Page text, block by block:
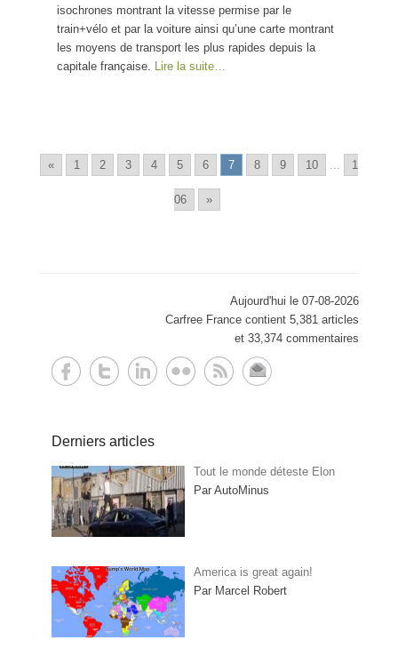
isochrones montrant la vitesse permise par le
train+vélo et par la voiture ainsi qu’une carte montrant
les moyens de transport les plus rapides depuis la
capitale française. Lire la suite…
« 1 2 3 4 5 6 7 8 9 10 ... 1
06 »
Aujourd'hui le 07-08-2026
Carfree France contient 5,381 articles
et 33,374 commentaires
Derniers articles
Tout le monde déteste Elon
Par AutoMinus
America is great again!
Par Marcel Robert